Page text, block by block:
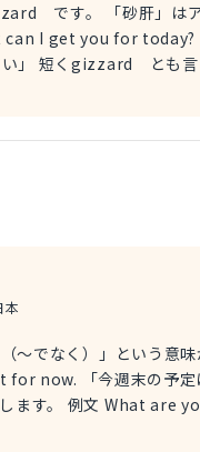
です。 「砂肝」は
special
んですか？」「砂肝で
本
なく）」という意味から
now. 「今週末の予定
差し当たって予定はありませ